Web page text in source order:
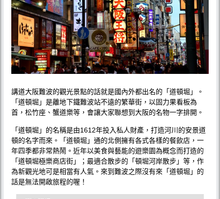
講道大阪難波的觀光景點的話就是國內外都出名的「道頓堀」。
「道頓堀」是離地下鐵難波站不遠的繁華街，以固力果看板為
首，松竹座、蟹道樂等，會讓大家聯想到大阪的名物一字排開。
「道頓堀」的名稱是由1612年投入私人財產，打造河川的安景道
頓的名字而來。「道頓堀」通的北側擁有各式各樣的餐飲店，一
年四季都非常熱鬧。近年以美食與藝能的遊樂園為概念而打造的
「道頓堀極樂商店街」；最適合散步的「頓堀河岸散步」等，作
為新觀光地可是相當有人氣。來到難波之際沒有來「道頓堀」的
話是無法開啟旅程的喔！